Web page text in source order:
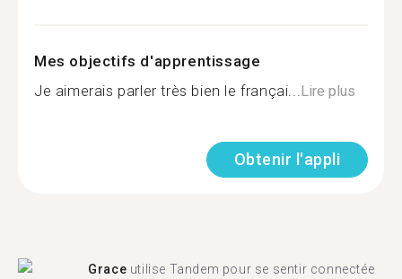
Mes objectifs d'apprentissage
Je aimerais parler très bien le françai...Lire plus
Obtenir l'appli
Grace utilise Tandem pour se sentir connectée